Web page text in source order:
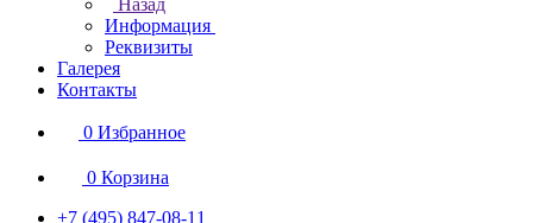
Назад
Информация
Реквизиты
Галерея
Контакты
0 Избранное
0 Корзина
+7 (495) 847-08-11